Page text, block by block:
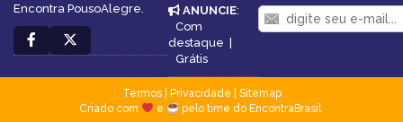
Encontra PousoAlegre.
ANUNCIE:
Com
destaque |
Grátis
Termos| Privacidade
Sitemap
Criado com
e pelo time do EncontraBrasil